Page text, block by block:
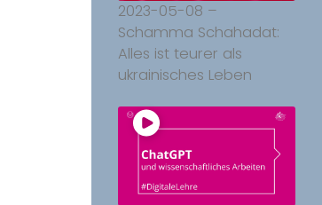
2023-05-08 –
Schamma Schahadat:
Alles ist teurer als
ukrainisches Leben